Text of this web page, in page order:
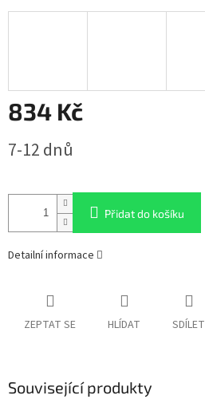
834 Kč
cena:
7-12 dnů
Přidat do košíku
Detailní informace
ZEPTAT SE HLÍDAT SDÍLET
Související produkty